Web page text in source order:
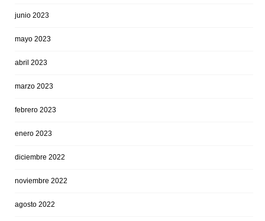
junio 2023
mayo 2023
abril 2023
marzo 2023
febrero 2023
enero 2023
diciembre 2022
noviembre 2022
agosto 2022